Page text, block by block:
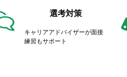
選考対策
キャリアアドバイザーが面接
練習もサポート